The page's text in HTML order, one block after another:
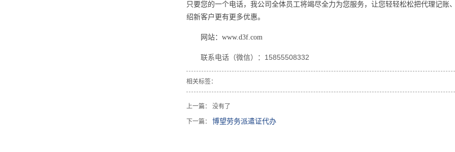
只要您的一个电话，我公司全体员工将竭尽全力为您服务，让您轻轻松松把代理记
绍新客户更有更多优惠。
网站： www.d3f.com
联系电话（微信）：15855508332
相关标签：
上一篇： 没有了
下一篇： 博望劳务派遣证代办